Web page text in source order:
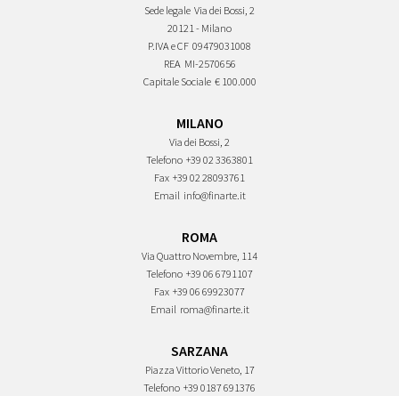
Sede legale Via dei Bossi, 2
20121 - Milano
P.IVA e CF 09479031008
REA MI-2570656
Capitale Sociale € 100.000
MILANO
Via dei Bossi, 2
Telefono +39 02 3363801
Fax +39 02 28093761
Email info@finarte.it
ROMA
Via Quattro Novembre, 114
Telefono +39 06 6791107
Fax +39 06 69923077
Email roma@finarte.it
SARZANA
Piazza Vittorio Veneto, 17
Telefono +39 0187 691376